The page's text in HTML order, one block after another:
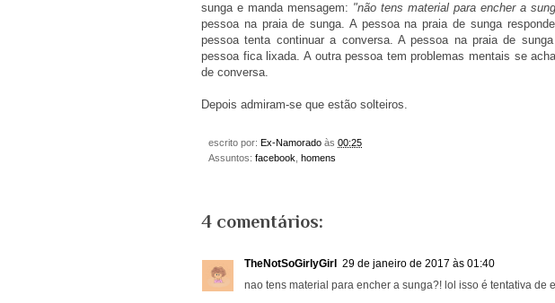
sunga e manda mensagem: "não tens material para encher a
pessoa na praia de sunga. A pessoa na praia de sunga responde
pessoa tenta continuar a conversa. A pessoa na praia de
pessoa fica lixada. A outra pessoa tem problemas mentais se
de conversa.
Depois admiram-se que estão solteiros.
escrito por: Ex-Namorado às 00:25
Assuntos: facebook homens
4 comentários:
TheNotSoGirlyGirl
29 de janeiro de 2017 às 01:40
nao tens material para encher a sunga?! lol isso é tentativa de